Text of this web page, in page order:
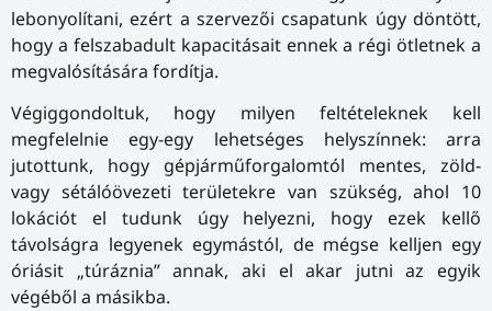
lebonyolítani, ezért a szervezői csapatunk úgy döntött,
hogy a felszabadult kapacitásait ennek a régi ötletnek a
megvalósítására fordítja.
Végiggondoltuk, hogy milyen feltételeknek kell
megfelelnie egy-egy lehetséges helyszínnek: arra
jutottunk, hogy gépjárműforgalomtól mentes, zöld-
vagy sétálóövezeti területekre van szükség, ahol 10
lokációt el tudunk úgy helyezni, hogy ezek kellő
távolságra legyenek egymástól, de mégse kelljen egy
óriásit „túráznia” annak, aki el akar jutni az egyik
végéből a másikba.